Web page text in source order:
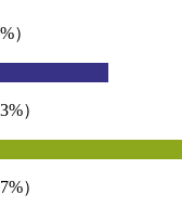
）
）
）